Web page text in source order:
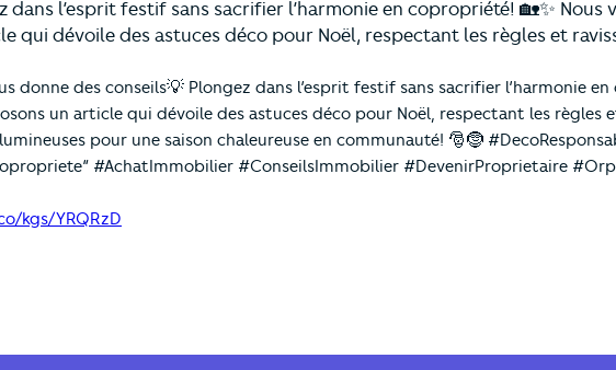
dans l’esprit festif sans sacrifier l’harmonie en copropriété! 🏡✨ Nous
qui dévoile des astuces déco pour Noël, respectant les règles et
donne des conseils💡 Plongez dans l’esprit festif sans sacrifier l’harmonie
un article qui dévoile des astuces déco pour Noël, respectant les règles
pour une saison chaleureuse en communauté! 🎅🤶
#AchatImmobilier #ConseilsImmobilier #DevenirProprietaire
kgs/YRQRzD